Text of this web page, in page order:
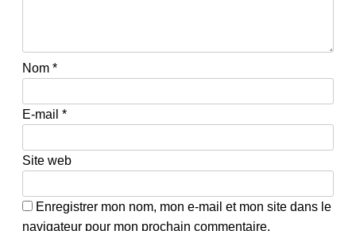
Nom *
E-mail *
Site web
Enregistrer mon nom, mon e-mail et mon site dans le
navigateur pour mon prochain commentaire.